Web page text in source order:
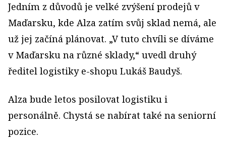
Jedním z důvodů je velké zvýšení prodejů v
Maďarsku, kde Alza zatím svůj sklad nemá, ale
už jej začíná plánovat. „V tuto chvíli se díváme
v Maďarsku na různé sklady,“ uvedl druhý
ředitel logistiky e-shopu Lukáš Baudyš.
Alza bude letos posilovat logistiku i
personálně. Chystá se nabírat také na seniorní
pozice.